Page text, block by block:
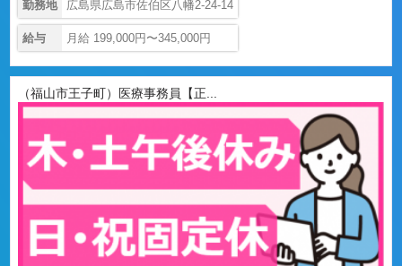
勤務地 広島県広島市佐伯区八幡2-24-14
給与 月給 199,000円〜345,000円
（福山市王子町）医療事務員【正...